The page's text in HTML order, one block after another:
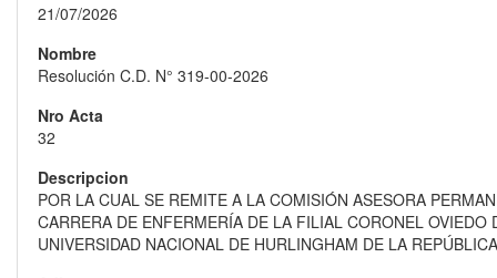
21/07/2026
Resolución C.D. N° 319-00-2026
32
POR LA CUAL SE REMITE A LA COMISIÓN ASESORA
CARRERA DE ENFERMERÍA DE LA FILIAL CORONEL
UNIVERSIDAD NACIONAL DE HURLINGHAM DE LA